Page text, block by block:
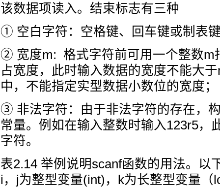
该数据项读入。结束标志有三种
① 空白字符：空格键、回车键或制表
② 宽度m: 格式字符前可用一个整数m
占宽度，此时输入数据的宽度不能大
中，不能指定实型数据小数位的宽度；
③ 非法字符：由于非法字符的存在，
常量。例如在输入整数时输入123r5，
字符。
表2.14 举例说明scanf函数的用法。以
i，j为整型变量(int)，k为长整型变量（